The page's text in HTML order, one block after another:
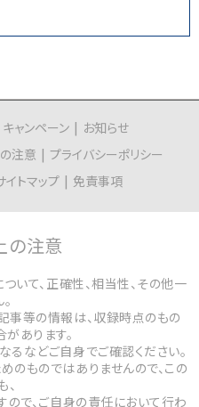
キャンペーン
お知らせ
注意
プライバシーポリシー
イトマップ 免責事項
の注意
いて、正確性、相当性、その他一
事等の情報は、収録時点のもの
があります。
などご自身でご確認ください。
のものではありませんので、この
、
で、ご自身の責任において行わ